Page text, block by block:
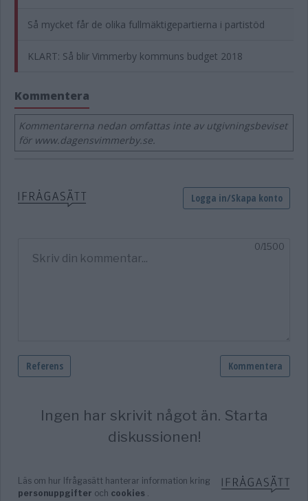
Så mycket får de olika fullmäktigepartierna i partistöd
KLART: Så blir Vimmerby kommuns budget 2018
Kommentera
Kommentarerna nedan omfattas inte av utgivningsbeviset
för www.dagensvimmerby.se.